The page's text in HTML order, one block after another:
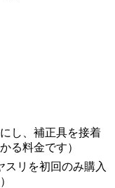
し、補正具を接着
る料金です）
スリを初回のみ購入